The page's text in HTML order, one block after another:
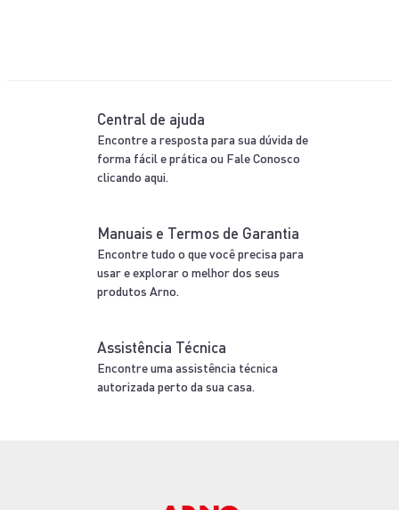
Central de ajuda
Encontre a resposta para sua dúvida de
forma fácil e prática ou Fale Conosco
clicando aqui.
Manuais e Termos de Garantia
Encontre tudo o que você precisa para
usar e explorar o melhor dos seus
produtos Arno.
Assistência Técnica
Encontre uma assistência técnica
autorizada perto da sua casa.